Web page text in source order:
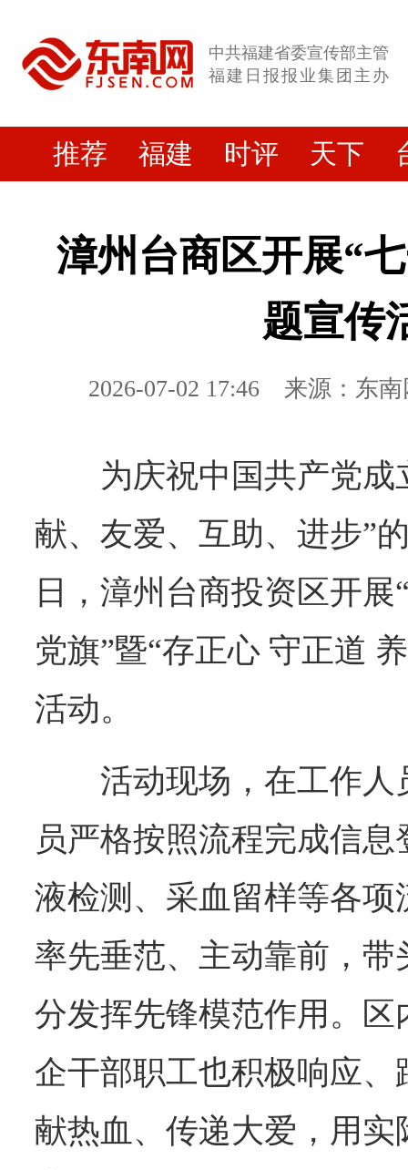
中共福建省委宣传部主管
福建日报报业集团主办
推荐 福建 时评 天下
漳州台商区开展“
题宣传
2026-07-02 17:46 来源：东南
为庆祝中国共产党成
献、友爱、互助、进步”
日，漳州台商投资区开
党旗”暨“存正心 守正道
活动。
活动现场，在工作
员严格按照流程完成信
液检测、采血留样等各
率先垂范、主动靠前，
分发挥先锋模范作用。
企干部职工也积极响应
献热血、传递大爱，用